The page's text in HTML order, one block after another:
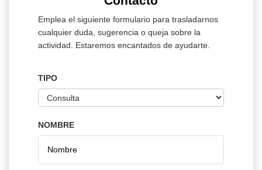
Emplea el siguiente formulario para trasladarnos
cualquier duda, sugerencia o queja sobre la
actividad. Estaremos encantados de ayudarte.
TIPO
NOMBRE